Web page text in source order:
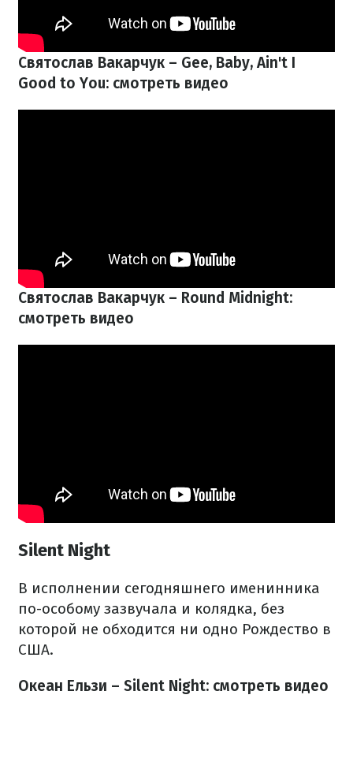
Святослав Вакарчук – Gee, Baby, Ain't I
Good to You: смотреть видео
Святослав Вакарчук – Round Midnight:
смотреть видео
Silent Night
В исполнении сегодняшнего именинника
по-особому зазвучала и колядка, без
которой не обходится ни одно Рождество в
США.
Океан Ельзи – Silent Night: смотреть видео